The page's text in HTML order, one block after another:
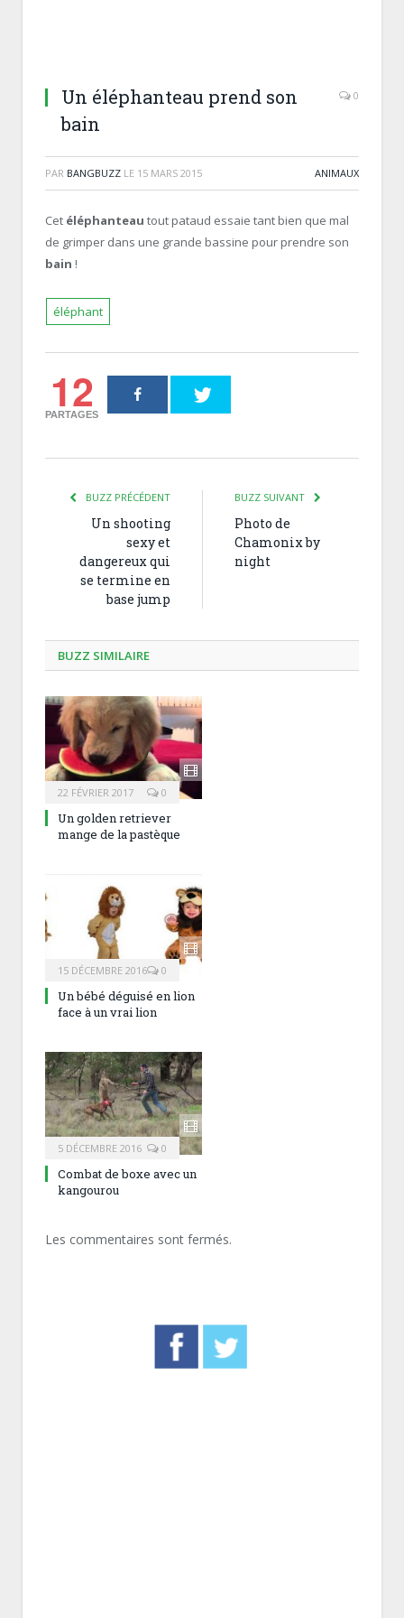
Un éléphanteau prend son
bain
0
PAR BANGBUZZ LE 15 MARS 2015 ANIMAUX
Cet éléphanteau tout pataud essaie tant bien que mal
de grimper dans une grande bassine pour prendre son
bain !
éléphant
12
PARTAGES
BUZZ PRÉCÉDENT
Un shooting
sexy et
dangereux qui
se termine en
base jump
BUZZ SUIVANT
Photo de
Chamonix by
night
BUZZ SIMILAIRE
22 FÉVRIER 2017 0
Un golden retriever
mange de la pastèque
15 DÉCEMBRE 2016 0
Un bébé déguisé en lion
face à un vrai lion
5 DÉCEMBRE 2016 0
Combat de boxe avec un
kangourou
Les commentaires sont fermés.